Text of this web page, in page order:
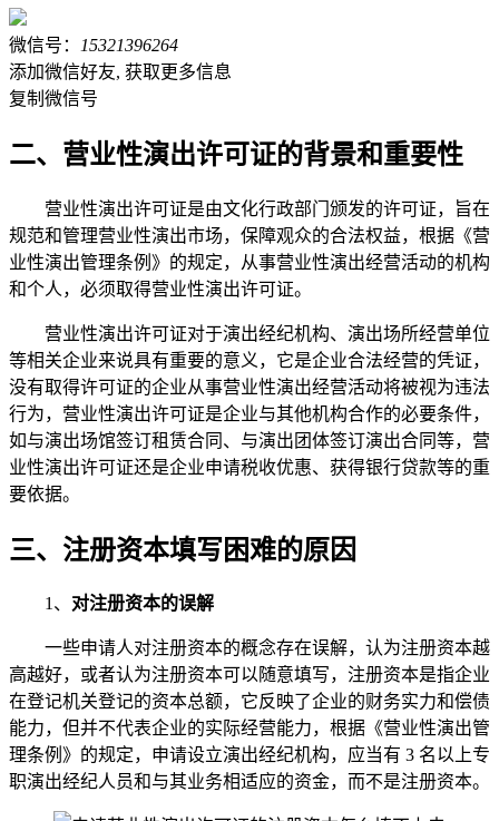
微信号：
15321396264
添加微信好友, 获取更多信息
复制微信号
二、营业性演出许可证的背景和重要性
营业性演出许可证是由文化行政部门颁发的许可证，旨在
规范和管理营业性演出市场，保障观众的合法权益，根据《营
业性演出管理条例》的规定，从事营业性演出经营活动的机构
和个人，必须取得营业性演出许可证。
营业性演出许可证对于演出经纪机构、演出场所经营单位
等相关企业来说具有重要的意义，它是企业合法经营的凭证，
没有取得许可证的企业从事营业性演出经营活动将被视为违法
行为，营业性演出许可证是企业与其他机构合作的必要条件，
如与演出场馆签订租赁合同、与演出团体签订演出合同等，营
业性演出许可证还是企业申请税收优惠、获得银行贷款等的重
要依据。
三、注册资本填写困难的原因
1、 对注册资本的误解
一些申请人对注册资本的概念存在误解，认为注册资本越
高越好，或者认为注册资本可以随意填写，注册资本是指企业
在登记机关登记的资本总额，它反映了企业的财务实力和偿债
能力，但并不代表企业的实际经营能力，根据《营业性演出管
理条例》的规定，申请设立演出经纪机构，应当有 3 名以上专
职演出经纪人员和与其业务相适应的资金，而不是注册资本。